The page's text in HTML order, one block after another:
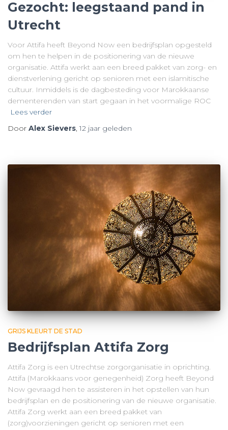
Gezocht: leegstaand pand in
Utrecht
Voor Attifa heeft Beyond Now een bedrijfsplan opgesteld
om hen te helpen in de positionering van de nieuwe
organisatie. Attifa werkt aan een breed pakket van zorg- en
dienstverlening gericht op senioren met een islamitische
cultuur. Inmiddels is de dagbesteding voor Marokkaanse
dementerenden van start gegaan in het voormalige ROC
Lees verder
Door Alex Sievers,12 jaar geleden
GRIJS KLEURT DE STAD
Bedrijfsplan Attifa Zorg
Attifa Zorg is een Utrechtse zorgorganisatie in oprichting.
Attifa (Marokkaans voor genegenheid) Zorg heeft Beyond
Now gevraagd hen te assisteren in het opstellen van hun
bedrijfsplan en de positionering van de nieuwe organisatie.
Attifa Zorg werkt aan een breed pakket van
(zorg)voorzieningen gericht op senioren met een